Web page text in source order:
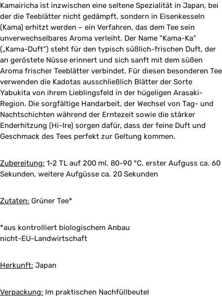
Kamairicha ist inzwischen eine seltene Spezialität in Japan, bei
der die Teeblätter nicht gedämpft, sondern in Eisenkesseln
(Kama) erhitzt werden – ein Verfahren, das dem Tee sein
unverwechselbares Aroma verleiht. Der Name "Kama-Ka"
(„Kama-Duft“) steht für den typisch süßlich-frischen Duft, der
an geröstete Nüsse erinnert und sich sanft mit dem süßen
Aroma frischer Teeblätter verbindet. Für diesen besonderen Tee
verwenden die Kadotas ausschließlich Blätter der Sorte
Yabukita von ihrem Lieblingsfeld in der hügeligen Arasaki-
Region. Die sorgfältige Handarbeit, der Wechsel von Tag- und
Nachtschichten während der Erntezeit sowie die stärker
Enderhitzung (Hi-Ire) sorgen dafür, dass der feine Duft und
Geschmack des Tees perfekt zur Geltung kommen.
Zubereitung: 1-2 TL auf 200 ml, 80-90 °C, erster Aufguss ca. 60
Sekunden, weitere Aufgüsse ca. 20 Sekunden
Zutaten: Grüner Tee*
*aus kontrolliert biologischem Anbau
nicht-EU-Landwirtschaft
Herkunft: Japan
Verpackung: Im praktischen Nachfüllbeutel